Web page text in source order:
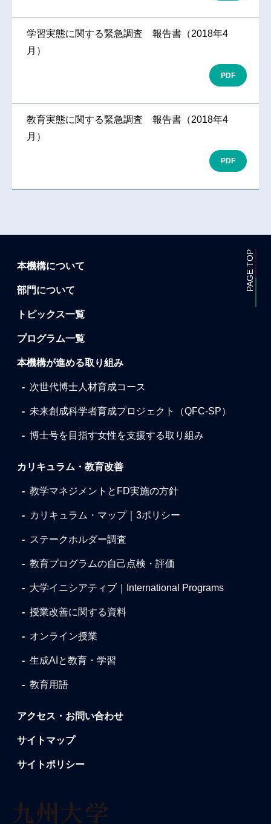
学習実態に関する緊急調査 報告書（2018年4
月）
PDF
教育実態に関する緊急調査 報告書（2018年4
月）
PDF
PAGE TOP
本機構について
部門について
トピックス一覧
プログラム一覧
本機構が進める取り組み
次世代博士人材育成コース
未来創成科学者育成プロジェクト（QFC-SP）
博士号を目指す女性を支援する取り組み
カリキュラム・教育改善
教学マネジメントとFD実施の方針
カリキュラム・マップ｜3ポリシー
ステークホルダー調査
教育プログラムの自己点検・評価
大学イニシアティブ｜International Programs
授業改善に関する資料
オンライン授業
生成AIと教育・学習
教育用語
アクセス・お問い合わせ
サイトマップ
サイトポリシー